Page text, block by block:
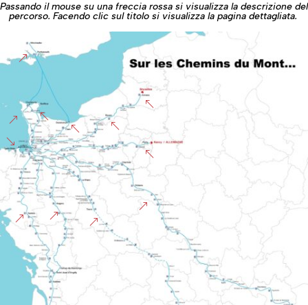
Passando il mouse su una freccia rossa si visualizza la descrizione del
percorso. Facendo clic sul titolo si visualizza la pagina dettagliata.
&
&
%
%
%
%
%
&
&
&
&
'